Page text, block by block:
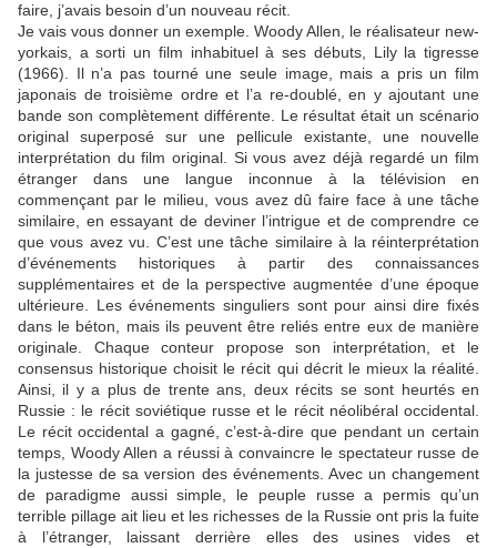
faire, j’avais besoin d’un nouveau récit.
Je vais vous donner un exemple. Woody Allen, le réalisateur new-
yorkais, a sorti un film inhabituel à ses débuts, Lily la tigresse
(1966). Il n’a pas tourné une seule image, mais a pris un film
japonais de troisième ordre et l’a re-doublé, en y ajoutant une
bande son complètement différente. Le résultat était un scénario
original superposé sur une pellicule existante, une nouvelle
interprétation du film original. Si vous avez déjà regardé un film
étranger dans une langue inconnue à la télévision en
commençant par le milieu, vous avez dû faire face à une tâche
similaire, en essayant de deviner l’intrigue et de comprendre ce
que vous avez vu. C’est une tâche similaire à la réinterprétation
d’événements historiques à partir des connaissances
supplémentaires et de la perspective augmentée d’une époque
ultérieure. Les événements singuliers sont pour ainsi dire fixés
dans le béton, mais ils peuvent être reliés entre eux de manière
originale. Chaque conteur propose son interprétation, et le
consensus historique choisit le récit qui décrit le mieux la réalité.
Ainsi, il y a plus de trente ans, deux récits se sont heurtés en
Russie : le récit soviétique russe et le récit néolibéral occidental.
Le récit occidental a gagné, c’est-à-dire que pendant un certain
temps, Woody Allen a réussi à convaincre le spectateur russe de
la justesse de sa version des événements. Avec un changement
de paradigme aussi simple, le peuple russe a permis qu’un
terrible pillage ait lieu et les richesses de la Russie ont pris la fuite
à l’étranger, laissant derrière elles des usines vides et